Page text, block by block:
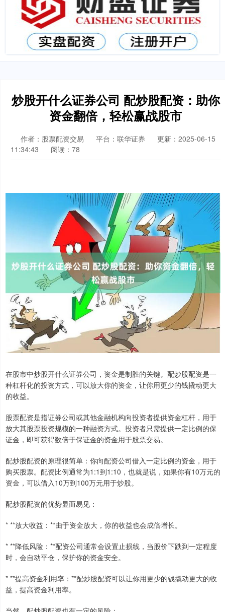
炒股开什么证券公司 配炒股配资：助你
资金翻倍，轻松赢战股市
作者：股票配资交易 平台：联华证券
更新：2025-06-15
11:34:43
阅读：78
在股市中炒股开什么证券公司，资金是制胜的关键。配炒股配资是一
种杠杆化的投资方式，可以放大你的资金，让你用更少的钱撬动更大
的收益。
股票配资是指证券公司或其他金融机构向投资者提供资金杠杆，用于
放大其股票投资规模的一种融资方式。投资者只需提供一定比例的保
证金，即可获得数倍于保证金的资金用于股票交易。
配炒股配资的原理很简单：你向配资公司借入一定比例的资金，用于
购买股票。配资比例通常为1:1到1:10，也就是说，如果你有10万元的
资金，可以借入10万到100万元用于炒股。
配炒股配资的优势显而易见：
* **放大收益：**由于资金放大，你的收益也会成倍增长。
* **降低风险：**配资公司通常会设置止损线，当股价下跌到一定程度
时，会自动平仓，保护你的资金安全。
* **提高资金利用率：**配炒股配资可以让你用更少的钱撬动更大的收
益，提高资金利用率。